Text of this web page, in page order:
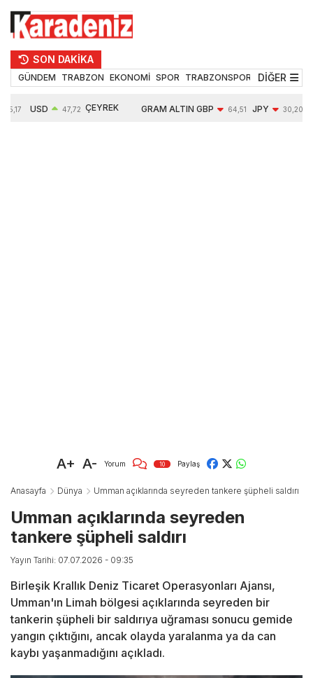
SON DAKİKA
GÜNDEM TRABZON EKONOMİ SPOR TRABZONSPOR TEKNOLOJİ
DİĞER
55,17 USD 47,72 ÇEYREK GRAM ALTIN GBP 64,51 JPY 30,20
A+ A- Yorum 10 Paylaş
Anasayfa Dünya Umman açıklarında seyreden tankere şüpheli saldırı
Umman açıklarında seyreden
tankere şüpheli saldırı
Yayın Tarihi: 07.07.2026 - 09:35
Birleşik Krallık Deniz Ticaret Operasyonları Ajansı,
Umman'ın Limah bölgesi açıklarında seyreden bir
tankerin şüpheli bir saldırıya uğraması sonucu gemide
yangın çıktığını, ancak olayda yaralanma ya da can
kaybı yaşanmadığını açıkladı.